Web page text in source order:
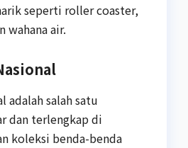
seperti roller coaster,
wahana air.
adalah salah satu
dan terlengkap di
koleksi benda-benda